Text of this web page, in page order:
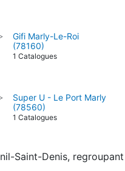
Gifi Marly-Le-Roi
(78160)
1 Catalogues
Super U - Le Port Marly
(78560)
1 Catalogues
Saint-Denis, regroupant